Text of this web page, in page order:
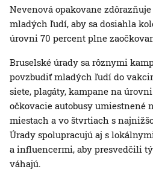
Nevenová opakovane
mladých ľudí, aby sa dosiahla
úrovni 70 percent plne
Bruselské úrady sa rôznymi
povzbudiť mladých ľudí do
siete, plagáty, kampane na
očkovacie autobusy umiestnené
miestach a vo štvrtiach s
Úrady spolupracujú aj s
a influencermi, aby presvedčili
váhajú.